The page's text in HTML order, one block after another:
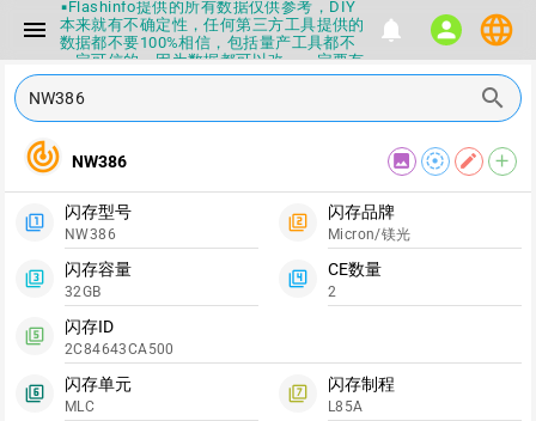
menu
▪Flashinfo提供的所有数据仅供参考，DIY
本来就有不确定性，任何第三方工具提供的
数据都不要100%相信，包括量产工具都不
一定可信的，因为数据都可以改，一定要有
正确的认知，不要随大流
▪如果发现数据有错误，或者存在误导，欢
迎积极反馈，Flashinfo尽量维护最正确的
▪Flashinfo APP更新技术规格和量产工具标
▪兄弟们没事不要乱下载量产工具，过分了
下载服务会暂停一段时间才能恢复
▪Flashinfo提供的所有数据仅供参考，DIY
本来就有不确定性，任何第三方工具提供的
数据都不要100%相信，包括量产工具都不
一定可信的，因为数据都可以改，一定要有
正确的认知，不要随大流
▪如果发现数据有错误，或者存在误导，欢
迎积极反馈，Flashinfo尽量维护最正确的
指导性数据
▪Flashinfo APP更新技术规格和量产工具标
签啦，使用更加丝滑，快点击下载吧
notifications person language
search
track_changes NW386 image filter_tilt_shift edit add
filter_1
闪存型号
NW386
filter_2
闪存品牌
Micron/镁光
filter_3
闪存容量
32GB
filter_4
CE数量
2
filter_5
闪存ID
2C84643CA500
filter_6
闪存单元
MLC
filter_7
闪存制程
L85A